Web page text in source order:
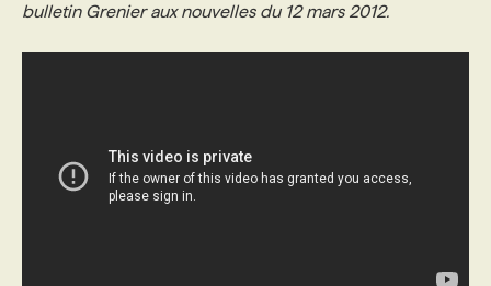
bulletin Grenier aux nouvelles du 12 mars 2012.